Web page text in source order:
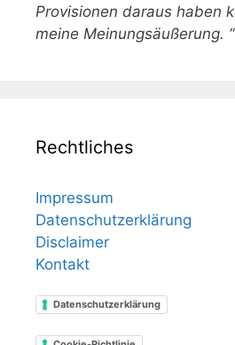
Provisionen daraus haben
meine Meinungsäußerung. “
Rechtliches
Impressum
Datenschutzerklärung
Disclaimer
Kontakt
Datenschutzerklärung